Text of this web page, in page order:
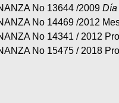
No 13644 /2009 Día
No 14469 /2012
No 14341 / 2012
No 15475 / 2018